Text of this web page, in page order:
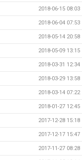
2018-06-15 08:03
2018-06-04 07:53
2018-05-14 20:58
2018-05-09 13:15
2018-03-31 12:34
2018-03-29 13:58
2018-03-14 07:22
2018-01-27 12:45
2017-12-28 15:18
2017-12-17 15:47
2017-11-27 08:28